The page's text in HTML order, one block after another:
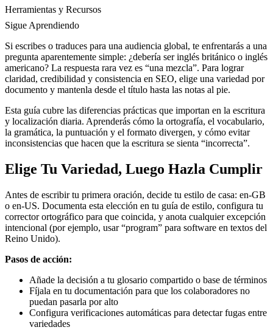
Herramientas y Recursos
Sigue Aprendiendo
Si escribes o traduces para una audiencia global, te enfrentarás a una
pregunta aparentemente simple: ¿debería ser inglés británico o inglés
americano? La respuesta rara vez es “una mezcla”. Para lograr
claridad, credibilidad y consistencia en SEO, elige una variedad por
documento y mantenla desde el título hasta las notas al pie.
Esta guía cubre las diferencias prácticas que importan en la escritura
y localización diaria. Aprenderás cómo la ortografía, el vocabulario,
la gramática, la puntuación y el formato divergen, y cómo evitar
inconsistencias que hacen que la escritura se sienta “incorrecta”.
Elige Tu Variedad, Luego Hazla Cumplir
Antes de escribir tu primera oración, decide tu estilo de casa: en-GB
o en-US. Documenta esta elección en tu guía de estilo, configura tu
corrector ortográfico para que coincida, y anota cualquier excepción
intencional (por ejemplo, usar “program” para software en textos del
Reino Unido).
Pasos de acción:
Añade la decisión a tu glosario compartido o base de términos
Fíjala en tu documentación para que los colaboradores no
puedan pasarla por alto
Configura verificaciones automáticas para detectar fugas entre
variedades